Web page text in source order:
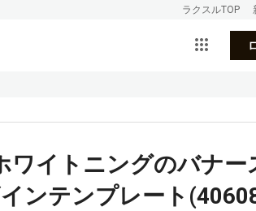
ラクスルTOP
ワイトニングのバナー
ンテンプレート